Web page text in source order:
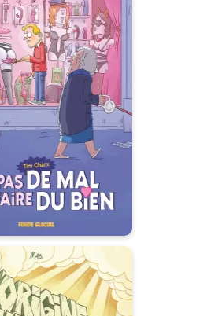
de mal à se
du bien
Tome 01
Date de parution :
notre rapport intime
et à l'éducation
dans notre société
contemporaine.